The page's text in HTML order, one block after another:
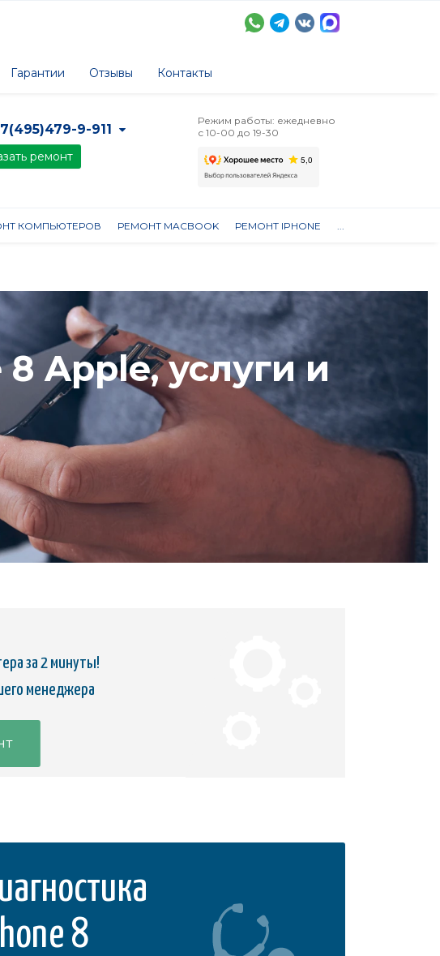
Гарантии Отзывы Контакты
9-911
ремонт
Режим работы: ежедневно
с 10-00 до 19-30
КОМПЬЮТЕРОВ РЕМОНТ MACBOOK РЕМОНТ IPHONE ...
Apple, услуги и
за 2 минуты!
менеджера
8